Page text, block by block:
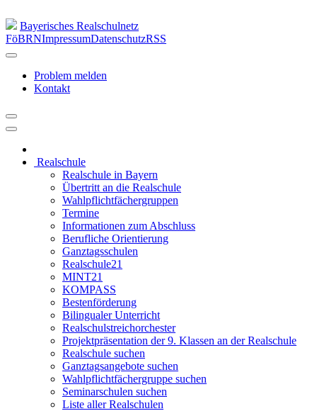
Bayerisches Realschulnetz
FöBRNImpressumDatenschutzRSS
Problem melden
Kontakt
Realschule
Realschule in Bayern
Übertritt an die Realschule
Wahlpflichtfächergruppen
Termine
Informationen zum Abschluss
Berufliche Orientierung
Ganztagsschulen
Realschule21
MINT21
KOMPASS
Bestenförderung
Bilingualer Unterricht
Realschulstreichorchester
Projektpräsentation der 9. Klassen an der Realschule
Realschule suchen
Ganztagsangebote suchen
Wahlpflichtfächergruppe suchen
Seminarschulen suchen
Liste aller Realschulen